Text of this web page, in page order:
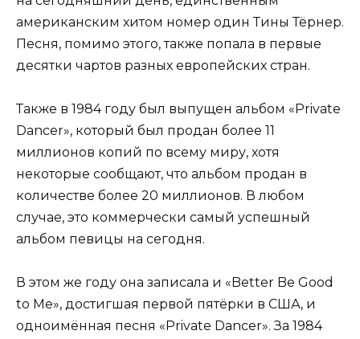
американским хитом номер один Тины Тёрнер.
Песня, помимо этого, также попала в первые
десятки чартов разных европейских стран.
Также в 1984 году был выпущен альбом «Private
Dancer», который был продан более 11
миллионов копий по всему миру, хотя
некоторые сообщают, что альбом продан в
количестве более 20 миллионов. В любом
случае, это коммерчески самый успешный
альбом певицы на сегодня.
В этом же году она записала и «Better Be Good
to Me», достигшая первой пятёрки в США, и
одноимённая песня «Private Dancer». За 1984